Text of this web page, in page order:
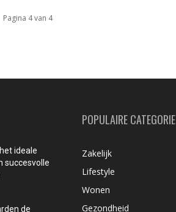
Pagina 4 van 4
ideale
succesvolle
de
POPULAIRE CATEGORIE
Zakelijk
Lifestyle
Wonen
Gezondheid